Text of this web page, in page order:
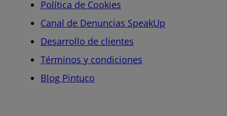
Política de Cookies
Canal de Denuncias SpeakUp
Desarrollo de clientes
Términos y condiciones
Blog Pintuco